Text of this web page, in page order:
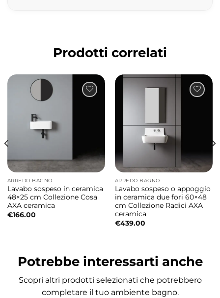
Collezione Legacy dal design
contemporaneo
La collezione Legacy AXA Ceramica combina
materiali di qualità e linee pulite per dare vita
a soluzioni bagno moderne e sofisticate.
L’abbinamento tra ceramica, acciaio e legno
valorizza l’ambiente con uno stile elegante e
Mobile bagno compatto e funzionale
Le dimensioni contenute rendono questa
composizione ideale anche per bagni più
piccoli o ambienti guest bathroom. Il
cassetto integrato offre uno spazio pratico
Misure
Lavabo in ceramica: 60×42×h15 cm
Prodotti correlati
ARREDO BAGNO
Lavabo sospeso in ceramica
48×25 cm Collezione Cosa
AXA ceramica
€166.00
ARREDO BAGNO
Lavabo sospeso o appoggio
in ceramica due fori 60×48
cm Collezione Radici AXA
ceramica
€439.00
Potrebbe interessarti anche
Scopri altri prodotti selezionati che potrebbero
completare il tuo ambiente bagno.